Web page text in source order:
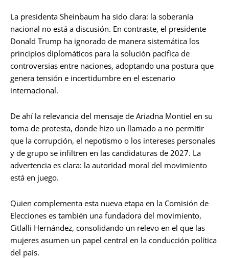
La presidenta Sheinbaum ha sido clara: la soberanía
nacional no está a discusión. En contraste, el presidente
Donald Trump ha ignorado de manera sistemática los
principios diplomáticos para la solución pacífica de
controversias entre naciones, adoptando una postura que
genera tensión e incertidumbre en el escenario
internacional.
De ahí la relevancia del mensaje de Ariadna Montiel en su
toma de protesta, donde hizo un llamado a no permitir
que la corrupción, el nepotismo o los intereses personales
y de grupo se infiltren en las candidaturas de 2027. La
advertencia es clara: la autoridad moral del movimiento
está en juego.
Quien complementa esta nueva etapa en la Comisión de
Elecciones es también una fundadora del movimiento,
Citlalli Hernández, consolidando un relevo en el que las
mujeres asumen un papel central en la conducción política
del país.